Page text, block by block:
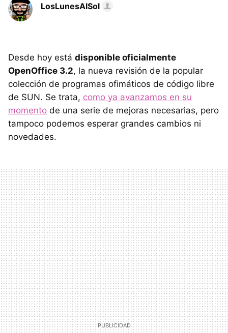
LosLunesAlSol
Desde hoy está disponible oficialmente
OpenOffice 3.2, la nueva revisión de la popular
colección de programas ofimáticos de código libre
de SUN. Se trata, como ya avanzamos en su
momento de una serie de mejoras necesarias, pero
tampoco podemos esperar grandes cambios ni
novedades.